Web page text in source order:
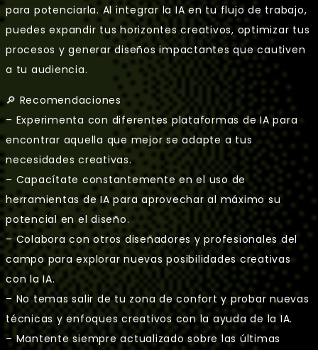
para potenciarla. Al integrar la IA en tu flujo de trabajo,
puedes expandir tus horizontes creativos, optimizar tus
procesos y generar diseños impactantes que cautiven
a tu audiencia.
🔎 Recomendaciones
– Experimenta con diferentes plataformas de IA para
encontrar aquella que mejor se adapte a tus
necesidades creativas.
– Capacítate constantemente en el uso de
herramientas de IA para aprovechar al máximo su
potencial en el diseño.
– Colabora con otros diseñadores y profesionales del
campo para explorar nuevas posibilidades creativas
con la IA.
– No temas salir de tu zona de confort y probar nuevas
técnicas y enfoques creativos con la ayuda de la IA.
– Mantente siempre actualizado sobre las últimas